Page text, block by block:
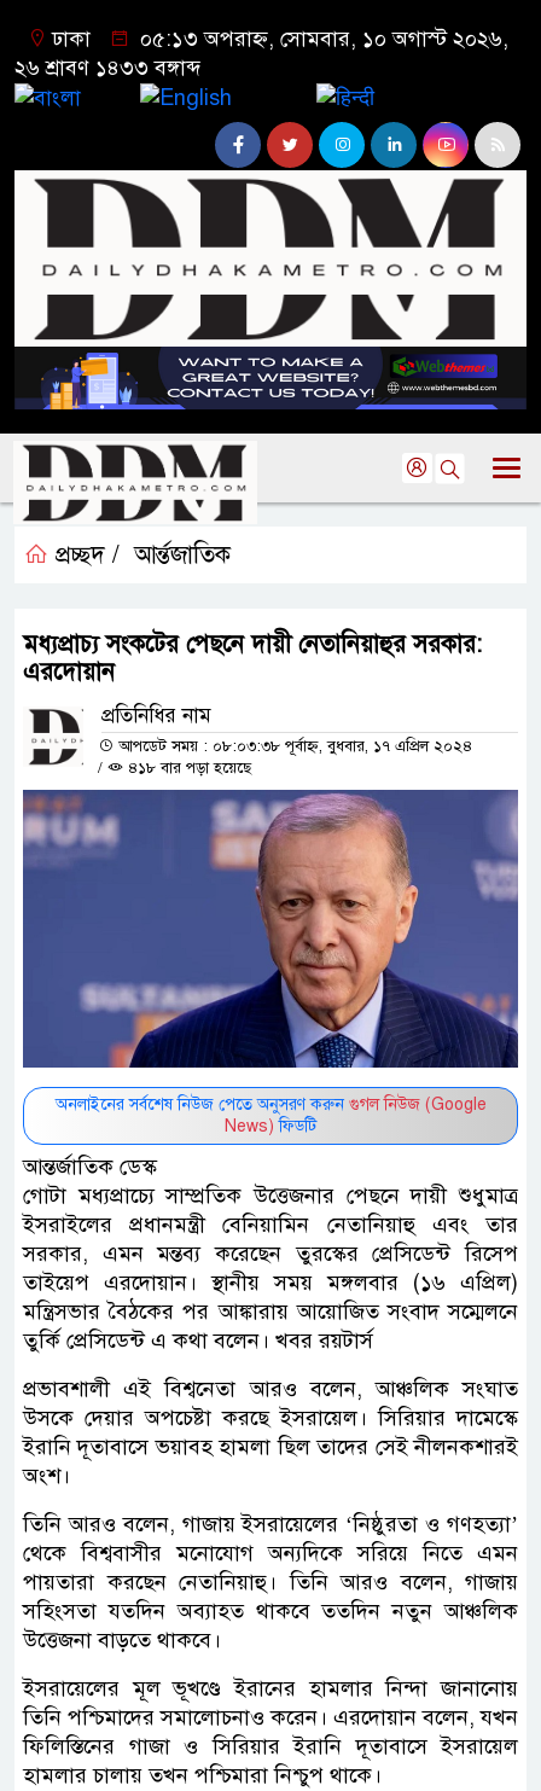
ঢাকা
০৫:১৩ অপরাহ্ন, সোমবার, ১০ অগাস্ট ২০২৬,
২৬ শ্রাবণ ১৪৩৩ বঙ্গাব্দ
প্রচ্ছদ / আর্ন্তজাতিক
মধ্যপ্রাচ্য সংকটের পেছনে দায়ী নেতানিয়াহুর সরকার:
এরদোয়ান
প্রতিনিধির নাম
আপডেট সময় : ০৮:০৩:৩৮ পূর্বাহ্ন, বুধবার, ১৭ এপ্রিল ২০২৪
/
৪১৮ বার পড়া হয়েছে
অনলাইনের সর্বশেষ নিউজ পেতে অনুসরণ করুন গুগল নিউজ (Google
News) ফিডটি
আন্তর্জাতিক ডেস্ক
গোটা মধ্যপ্রাচ্যে সাম্প্রতিক উত্তেজনার পেছনে দায়ী শুধুমাত্র
ইসরাইলের প্রধানমন্ত্রী বেনিয়ামিন নেতানিয়াহু এবং তার
সরকার, এমন মন্তব্য করেছেন তুরস্কের প্রেসিডেন্ট রিসেপ
তাইয়েপ এরদোয়ান। স্থানীয় সময় মঙ্গলবার (১৬ এপ্রিল)
মন্ত্রিসভার বৈঠকের পর আঙ্কারায় আয়োজিত সংবাদ সম্মেলনে
তুর্কি প্রেসিডেন্ট এ কথা বলেন। খবর রয়টার্স
প্রভাবশালী এই বিশ্বনেতা আরও বলেন, আঞ্চলিক সংঘাত
উসকে দেয়ার অপচেষ্টা করছে ইসরায়েল। সিরিয়ার দামেস্কে
ইরানি দূতাবাসে ভয়াবহ হামলা ছিল তাদের সেই নীলনকশারই
অংশ।
তিনি আরও বলেন, গাজায় ইসরায়েলের ‘নিষ্ঠুরতা ও গণহত্যা’
থেকে বিশ্ববাসীর মনোযোগ অন্যদিকে সরিয়ে নিতে এমন
পায়তারা করছেন নেতানিয়াহু। তিনি আরও বলেন, গাজায়
সহিংসতা যতদিন অব্যাহত থাকবে ততদিন নতুন আঞ্চলিক
উত্তেজনা বাড়তে থাকবে।
ইসরায়েলের মূল ভূখণ্ডে ইরানের হামলার নিন্দা জানানোয়
তিনি পশ্চিমাদের সমালোচনাও করেন। এরদোয়ান বলেন, যখন
ফিলিস্তিনের গাজা ও সিরিয়ার ইরানি দূতাবাসে ইসরায়েল
হামলার চালায় তখন পশ্চিমারা নিশ্চুপ থাকে।